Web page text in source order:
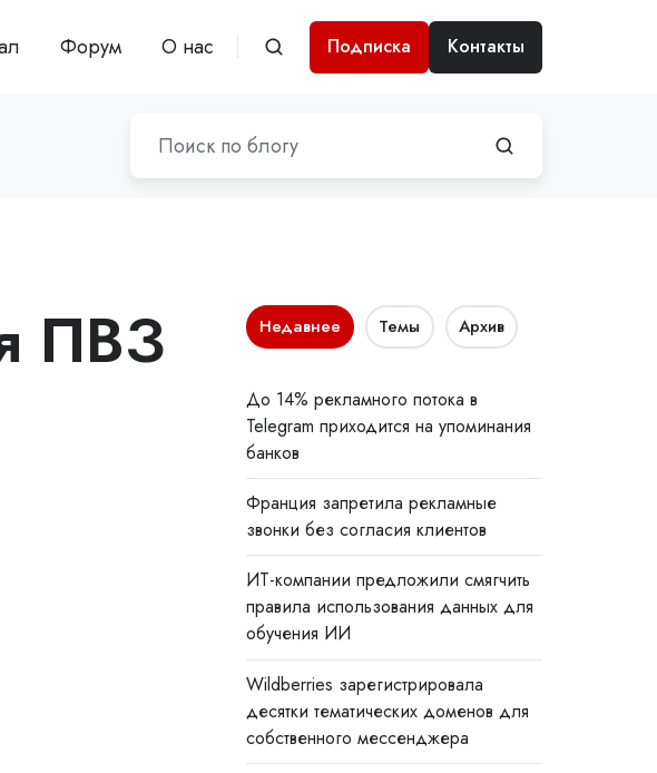
Форум О нас Подписка Контакты
ПВЗ Недавнее Темы Архив
До 14% рекламного потока в
Telegram приходится на упоминания
банков
Франция запретила рекламные
звонки без согласия клиентов
ИТ-компании предложили смягчить
правила использования данных для
обучения ИИ
Wildberries зарегистрировала
десятки тематических доменов для
собственного мессенджера